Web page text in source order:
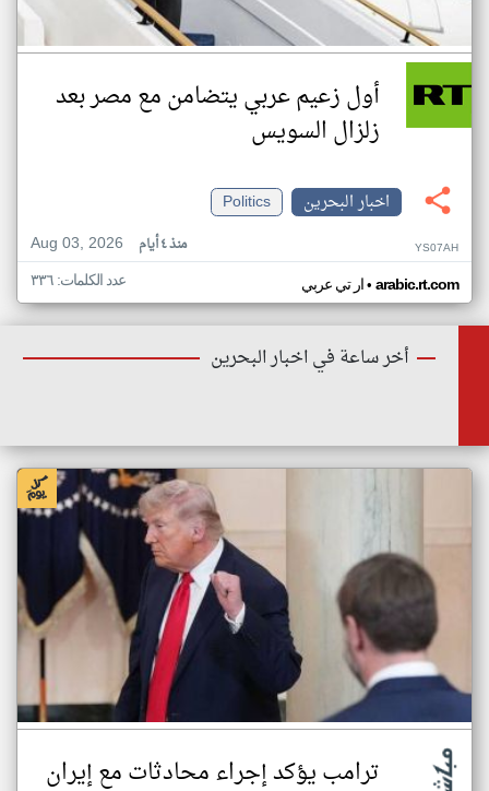
أول زعيم عربي يتضامن مع مصر بعد
زلزال السويس
اخبار البحرين
Politics
Aug 03, 2026
منذ ٤ أيام YS07AH
ار تي عربي• arabic.rt.com عدد الكلمات: ٣٣٦
أخر ساعة في اخبار البحرين
ترامب يؤكد إجراء محادثات مع إيران